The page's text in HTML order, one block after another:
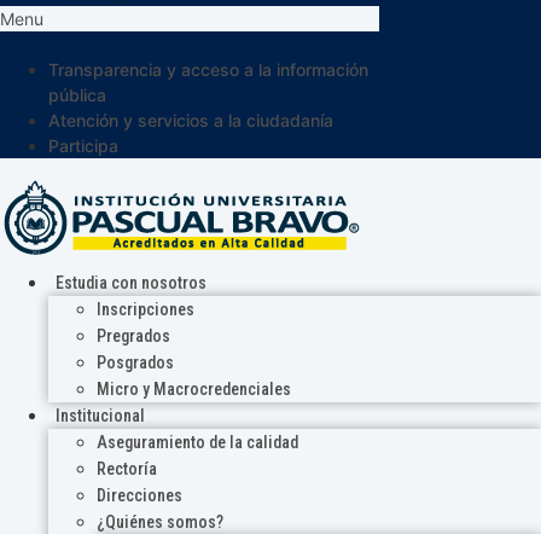
Menu
Transparencia y acceso a la información
pública
Atención y servicios a la ciudadanía
Participa
Estudia con nosotros
Inscripciones
Pregrados
Posgrados
Micro y Macrocredenciales
Institucional
Aseguramiento de la calidad
Rectoría
Direcciones
¿Quiénes somos?